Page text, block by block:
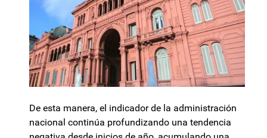
De esta manera, el indicador de la administración
nacional continúa profundizando una tendencia